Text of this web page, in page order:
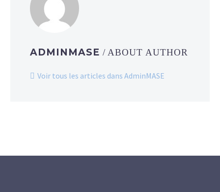
ADMINMASE / ABOUT AUTHOR
Voir tous les articles dans AdminMASE